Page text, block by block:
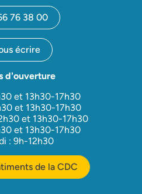
76 38 00
écrire
d'ouverture
et 13h30-17h30
et 13h30-17h30
et 13h30-17h30
et 13h30-17h30
: 9h-12h30
de la CDC